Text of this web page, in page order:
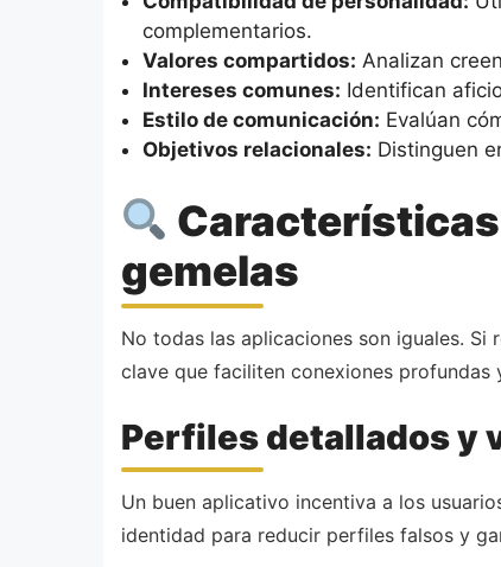
complementarios.
Valores compartidos: Analizan
Intereses comunes: Identifican
Estilo de comunicación: Evalúan
Objetivos relacionales: Distinguen
gemelas
No todas las aplicaciones son iguales.
clave que faciliten conexiones profundas
Perfiles detallados y
Un buen aplicativo incentiva a los
identidad para reducir perfiles falsos y